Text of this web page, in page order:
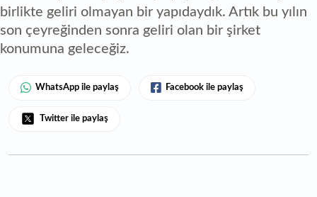
birlikte geliri olmayan bir yapıdaydık. Artık bu yılın
son çeyreğinden sonra geliri olan bir şirket
konumuna geleceğiz.
WhatsApp ile paylaş Facebook ile paylaş
Twitter ile paylaş